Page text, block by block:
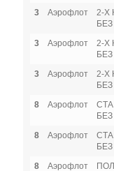
3
Аэрофлот
2-Х
3
Аэрофлот
2-Х
3
Аэрофлот
2-Х
8
Аэрофлот
8
Аэрофлот
8
Аэрофлот